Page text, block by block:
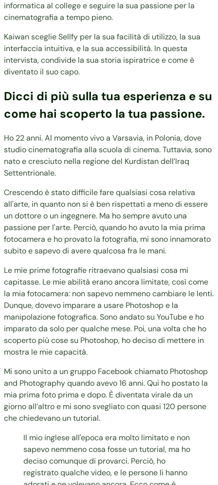
informatica al college e seguire la sua passione per la
cinematografia a tempo pieno.
Kaiwan sceglie Sellfy per la sua facilità di utilizzo, la sua
interfaccia intuitiva, e la sua accessibilità. In questa
intervista, condivide la sua storia ispiratrice e come è
diventato il suo capo.
Dicci di più sulla tua esperienza e su
come hai scoperto la tua passione.
Ho 22 anni. Al momento vivo a Varsavia, in Polonia, dove
studio cinematografia alla scuola di cinema. Tuttavia, sono
nato e cresciuto nella regione del Kurdistan dell’Iraq
Settentrionale.
Crescendo è stato difficile fare qualsiasi cosa relativa
all'arte, in quanto non si è ben rispettati a meno di essere
un dottore o un ingegnere. Ma ho sempre avuto una
passione per l'arte. Perciò, quando ho avuto la mia prima
fotocamera e ho provato la fotografia, mi sono innamorato
subito e sapevo di avere qualcosa fra le mani.
Le mie prime fotografie ritraevano qualsiasi cosa mi
capitasse. Le mie abilità erano ancora limitate, così come
la mia fotocamera: non sapevo nemmeno cambiare le lenti.
Dunque, dovevo imparare a usare Photoshop e la
manipolazione fotografica. Sono andato su YouTube e ho
imparato da solo per qualche mese. Poi, una volta che ho
scoperto più cose su Photoshop, ho deciso di mettere in
mostra le mie capacità.
Mi sono unito a un gruppo Facebook chiamato Photoshop
and Photography quando avevo 16 anni. Qui ho postato la
mia prima foto prima e dopo. È diventata virale da un
giorno all’altro e mi sono svegliato con quasi 120 persone
che chiedevano un tutorial.
Il mio inglese all'epoca era molto limitato e non
sapevo nemmeno cosa fosse un tutorial, ma ho
deciso comunque di provarci. Perciò, ho
registrato qualche video, e le persone li hanno